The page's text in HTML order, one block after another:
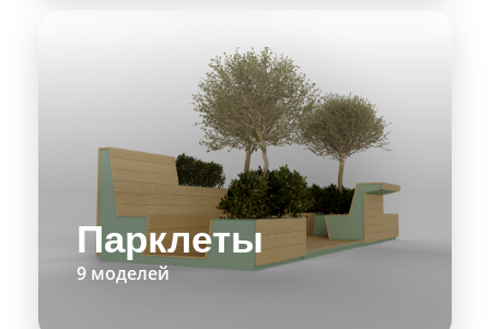
Парклеты
9 моделей